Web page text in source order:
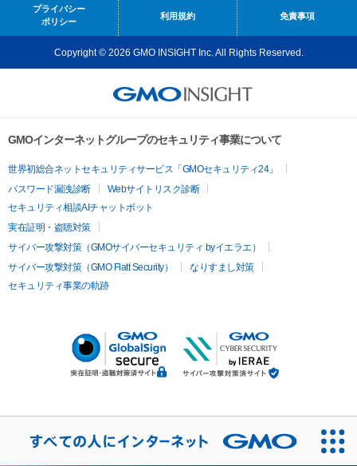
プライバシー
ポリシー
利用規約 免責事項
Copyright © 2026 GMO INSIGHT Inc. All Rights Reserved.
GMOインターネットグループのセキュリティ事業について
世界初総合ネットセキュリティサービス「GMOセキュリティ24」
パスワード漏洩診断
Webサイトリスク診断
セキュリティ相談AIチャットボット
実在証明・盗聴対策
サイバー攻撃対策（GMOサイバーセキュリティ byイエラエ）
サイバー攻撃対策（GMO Flatt Security）
なりすまし対策
セキュリティ事業の軌跡